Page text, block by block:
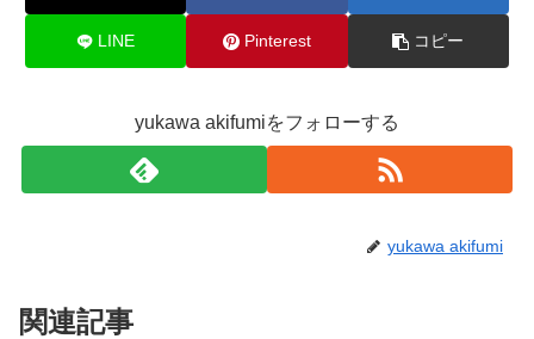
LINE Pinterest コピー
yukawa akifumiをフォローする
yukawa akifumi
関連記事